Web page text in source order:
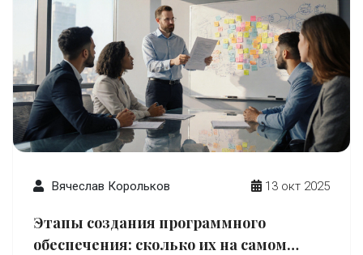
Вячеслав Корольков 13 окт 2025
Этапы создания программного
обеспечения: сколько их на самом